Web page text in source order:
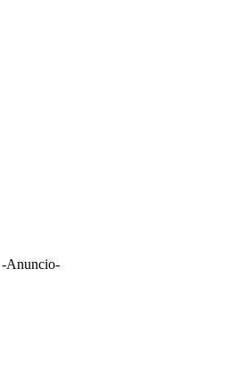
-Anuncio-